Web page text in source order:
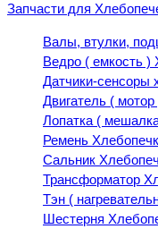
Запчасти для
Валы, втулки,
Ведро ( емкость )
Датчики-сенсоры
Двигатель (
Лопатка (
Ремень
Сальник
Трансформатор
Тэн (
Шестерня